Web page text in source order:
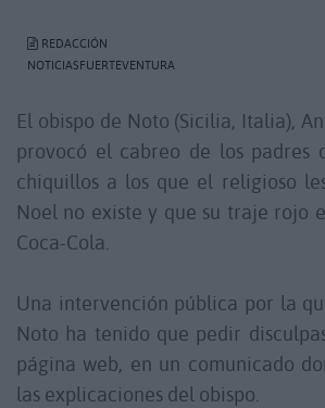
REDACCIÓN
NOTICIASFUERTEVENTURA
El obispo de Noto (Sicilia, Italia),
provocó el cabreo de los padres
chiquillos a los que el religioso
Noel no existe y que su traje rojo
Coca-Cola.
Una intervención pública por la
Noto ha tenido que pedir
página web, en un comunicado
las explicaciones del obispo.